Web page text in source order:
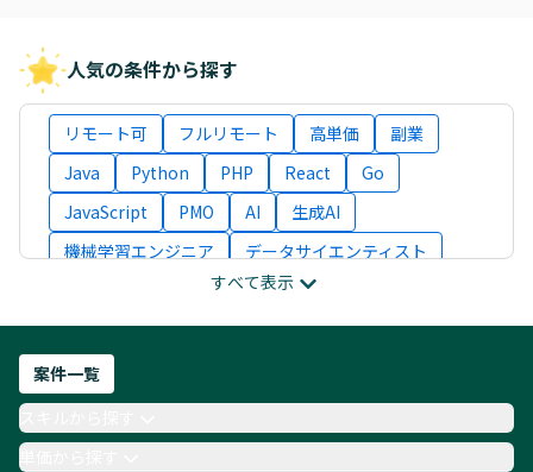
人気の条件から探す
リモート可 フルリモート 高単価
副業
Java
Python PHP React
Go
JavaScript
PMO AI
生成AI
機械学習エンジニア
データサイエンティスト
ITコンサルタント
フロントエンドエンジニア
ネットワークエンジニア
AIエンジニア
Webデザイナー
月収100万円 業務委託
COBOL
Ruby
すべて表示
案件一覧
スキルから探す
単価から探す